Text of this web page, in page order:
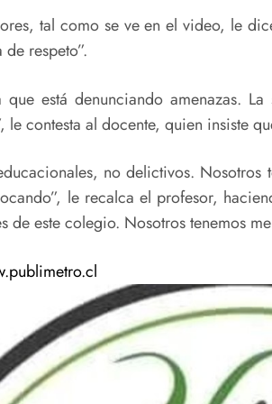
tal como se ve en el video, le
respeto”.
que está denunciando amenazas.
le contesta al docente, quien insiste
no delictivos.
le recalca el profesor,
de este colegio. Nosotros tenemos